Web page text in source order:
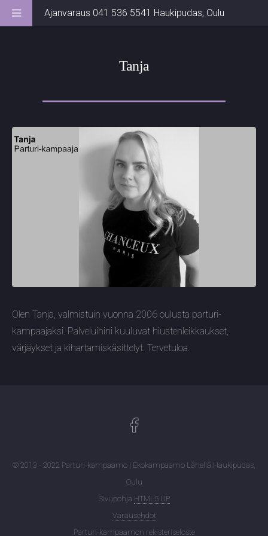
Tanja
Olen Tanja, valmistuin vuonna 2006 oulusta parturi-
kampaajaksi. Palveluihini kuuluvat hiustenleikkaukset,
värjäykset ja kihartamiskäsittelyt. Tervetuloa.
© 2013 - 2022 Parturi-kampaamo | Ekokampaamo Lähellä Haukipudas,
Oulu
Sivupohja HTML5 UP
Varausehdot
Parturi-kampaamon rekisteriseloste
Ajanvaraus 041 536 5541 Haukipudas, Oulu